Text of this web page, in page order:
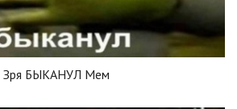
Зря БЫКАНУЛ Мем